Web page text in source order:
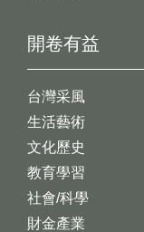
開卷有益
台灣采風
生活藝術
文化歷史
教育學習
社會/科學
財金產業